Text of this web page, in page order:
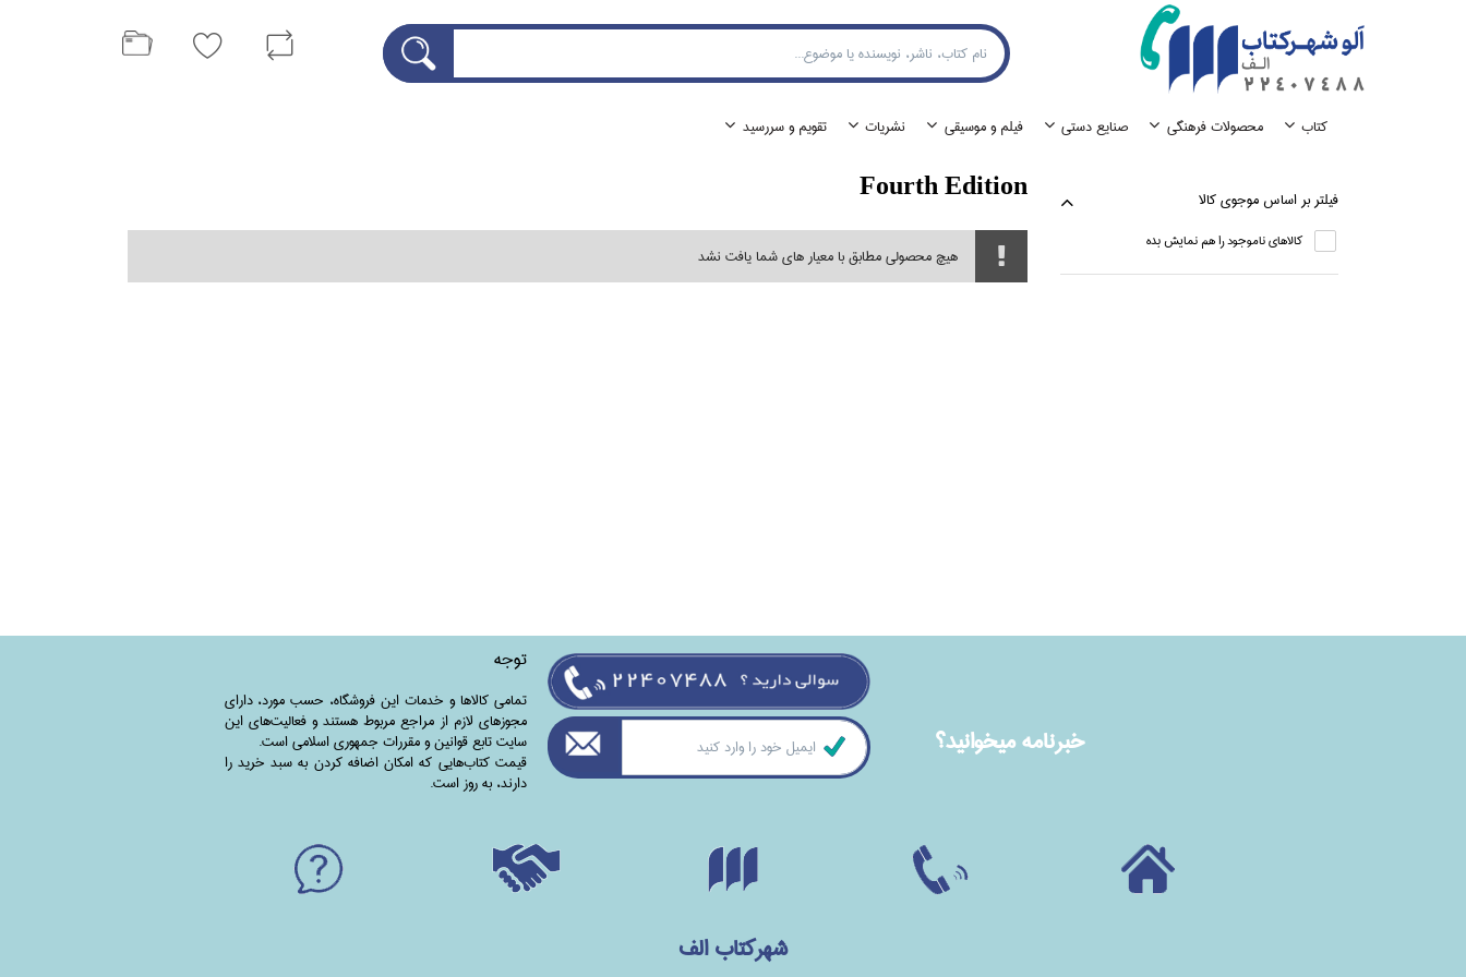
كتاب محصولات فرهنگي صنايع دستي فيلم و موسيقي نشريات تقويم و سررسيد
فيلتر بر اساس موجوي كالا
كالاهاي ناموجود را هم نمايش بده
Fourth Edition
هیچ محصولی مطابق با معیار های شما یافت نشد
خبرنامه ميخوانيد؟
توجه
تمامی‌ کالاها و خدمات این فروشگاه، حسب مورد،‌ دارای
مجوزهای لازم از مراجع مربوط هستند ‌و‌‌ فعالیت‌های این
سایت تابع قوانین و مقررات جمهوری اسلامی است.
قیمت کتاب‌هایی که امکان اضافه کردن به سبد خرید را
دارند،‌ به روز است.
شهرکتاب الف